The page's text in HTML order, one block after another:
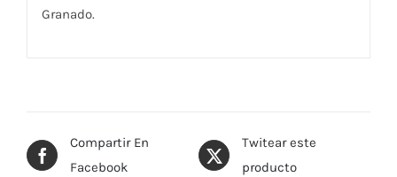
Granado.
Compartir En
Facebook
Twitear este
producto